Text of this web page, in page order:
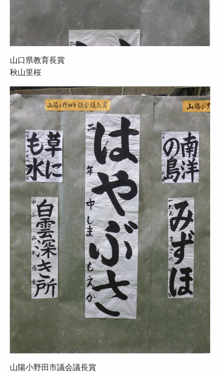
山口県教育長賞
秋山里桜
山陽小野田市議会議長賞